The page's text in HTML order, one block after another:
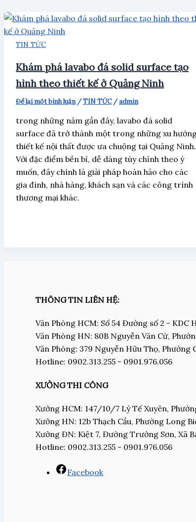
TIN TỨC
Khám phá lavabo đá solid surface tạo
hình theo thiết kế ở Quảng Ninh
Để lại một bình luận /TIN TỨC/admin
trong những năm gần đây, lavabo đá solid
surface đã trở thành một trong những xu
thiết kế nội thất được ưa chuộng tại Quảng Ninh.
Với đặc điểm bền bỉ, dễ dàng tùy chỉnh theo ý
muốn, đây chính là giải pháp hoàn hảo cho các
gia đình, nhà hàng, khách sạn và các công trình
thương mại khác.
THÔNG TIN LIÊN HỆ:
Văn Phòng HCM: Số 54 Đường số 2 -
Văn Phòng HN: 80B Nguyễn Văn Cừ,
Văn Phòng: 379 Nguyễn Hữu Thọ, Phường
Hotline: 0902.313.255 - 0901.976.056
XƯỞNG THI CÔNG
Xưởng HCM: 147/10/7 Lý Tế Xuyên,
Xưởng HN: 12b Thạch Cầu, Phường Long
Xưởng ĐN: Kiệt 7, Đường Trường Sơn, Xã
Hotline: 0902.313.255 - 0901.976.056
Facebook